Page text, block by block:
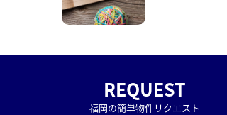
REQUEST
福岡の簡単物件リクエスト